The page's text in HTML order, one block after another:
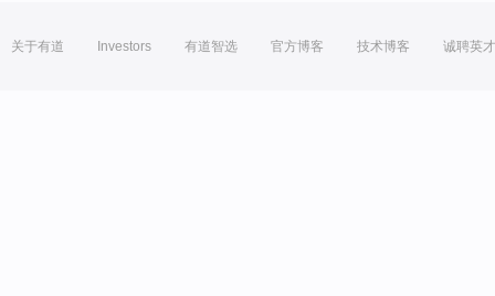
关于有道 Investors 有道智选 官方博客 技术博客 诚聘英才